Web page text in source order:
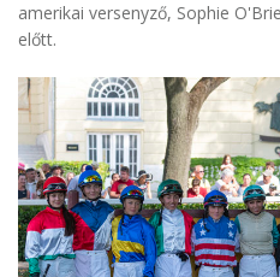
amerikai versenyző, Sophie
előtt.